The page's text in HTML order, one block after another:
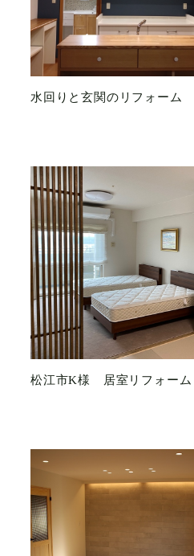
水回りと玄関のリフォーム
松江市K様 居室リフォーム